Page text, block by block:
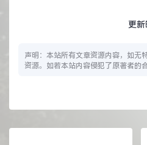
更
声明：本站所有文章资源内容，如无
资源。如若本站内容侵犯了原著者的